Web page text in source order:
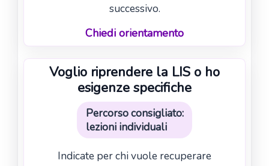
successivo.
Chiedi orientamento
Voglio riprendere la LIS o ho
esigenze specifiche
Percorso consigliato:
lezioni individuali
Indicate per chi vuole recuperare